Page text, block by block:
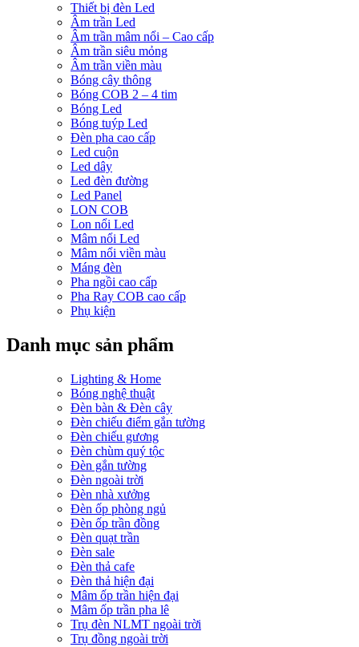
Thiết bị đèn Led
Âm trần Led
Âm trần mâm nổi – Cao cấp
Âm trần siêu mỏng
Âm trần viền màu
Bóng cây thông
Bóng COB 2 – 4 tim
Bóng Led
Bóng tuýp Led
Đèn pha cao cấp
Led cuộn
Led dây
Led đèn đường
Led Panel
LON COB
Lon nổi Led
Mâm nổi Led
Mâm nổi viền màu
Máng đèn
Pha ngồi cao cấp
Pha Ray COB cao cấp
Phụ kiện
Danh mục sản phẩm
Lighting & Home
Bóng nghệ thuật
Đèn bàn & Đèn cây
Đèn chiếu điểm gắn tường
Đèn chiếu gương
Đèn chùm quý tộc
Đèn gắn tường
Đèn ngoài trời
Đèn nhà xưởng
Đèn ốp phòng ngủ
Đèn ốp trần đồng
Đèn quạt trần
Đèn sale
Đèn thả cafe
Đèn thả hiện đại
Mâm ốp trần hiện đại
Mâm ốp trần pha lê
Trụ đèn NLMT ngoài trời
Trụ đồng ngoài trời